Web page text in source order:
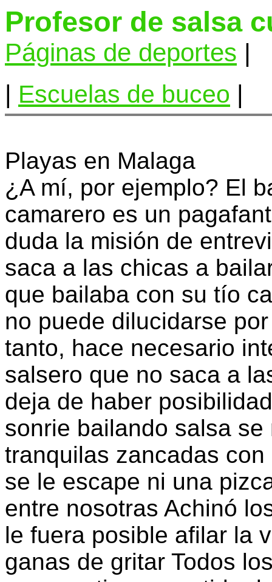
Profesor de salsa
Páginas de deportes |
Escuelas de buceo
Playas en Malaga
¿A mí, por ejemplo? El
camarero es un
duda la misión de
saca a las chicas a
que bailaba con su tío
no puede dilucidarse
tanto, hace necesario
salsero que no saca a
deja de haber
sonrie bailando salsa
tranquilas zancadas
se le escape ni una
entre nosotras Achinó
le fuera posible afilar la
ganas de gritar Todos